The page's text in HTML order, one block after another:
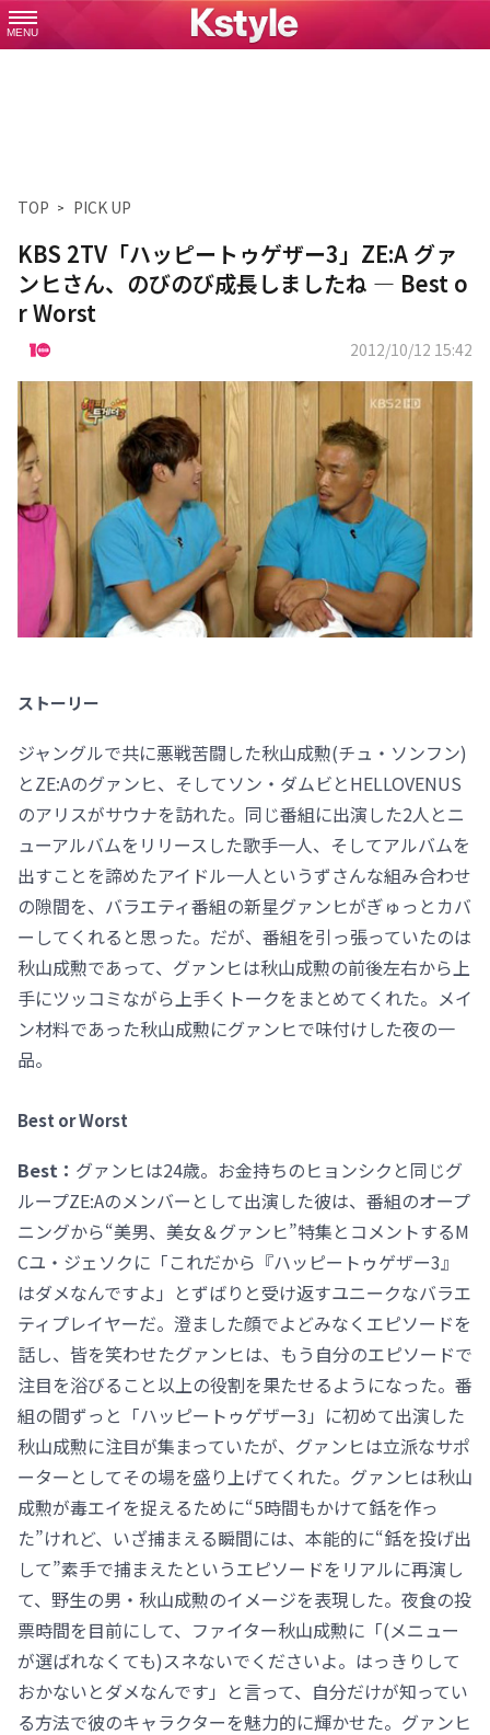
MENU
TOP PICK UP
KBS 2TV「ハッピートゥゲザー3」ZE:A グァ
ンヒさん、のびのび成長しましたね ― Best o
r Worst
2012/10/12 15:42
ストーリー
ジャングルで共に悪戦苦闘した秋山成勲(チュ・ソンフン)
とZE:Aのグァンヒ、そしてソン・ダムビとHELLOVENUS
のアリスがサウナを訪れた。同じ番組に出演した2人とニ
ューアルバムをリリースした歌手一人、そしてアルバムを
出すことを諦めたアイドル一人というずさんな組み合わせ
の隙間を、バラエティ番組の新星グァンヒがぎゅっとカバ
ーしてくれると思った。だが、番組を引っ張っていたのは
秋山成勲であって、グァンヒは秋山成勲の前後左右から上
手にツッコミながら上手くトークをまとめてくれた。メイ
ン材料であった秋山成勲にグァンヒで味付けした夜の一
品。
Best or Worst
Best： グァンヒは24歳。お金持ちのヒョンシクと同じグ
ループZE:Aのメンバーとして出演した彼は、番組のオープ
ニングから“美男、美女＆グァンヒ”特集とコメントするM
Cユ・ジェソクに「これだから『ハッピートゥゲザー3』
はダメなんですよ」とずばりと受け返すユニークなバラエ
ティプレイヤーだ。澄ました顔でよどみなくエピソードを
話し、皆を笑わせたグァンヒは、もう自分のエピソードで
注目を浴びること以上の役割を果たせるようになった。番
組の間ずっと「ハッピートゥゲザー3」に初めて出演した
秋山成勲に注目が集まっていたが、グァンヒは立派なサポ
ーターとしてその場を盛り上げてくれた。グァンヒは秋山
成勲が毒エイを捉えるために“5時間もかけて銛を作っ
た”けれど、いざ捕まえる瞬間には、本能的に“銛を投げ出
して”素手で捕まえたというエピソードをリアルに再演し
て、野生の男・秋山成勲のイメージを表現した。夜食の投
票時間を目前にして、ファイター秋山成勲に「(メニュー
が選ばれなくても)スネないでくださいよ。はっきりして
おかないとダメなんです」と言って、自分だけが知ってい
る方法で彼のキャラクターを魅力的に輝かせた。グァンヒ